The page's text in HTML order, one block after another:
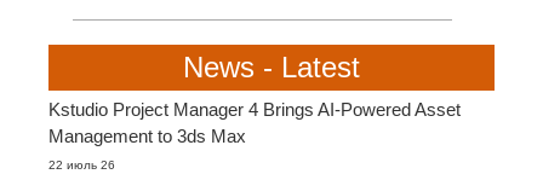
News - Latest
Kstudio Project Manager 4 Brings AI-Powered Asset
Management to 3ds Max
22 июль 26